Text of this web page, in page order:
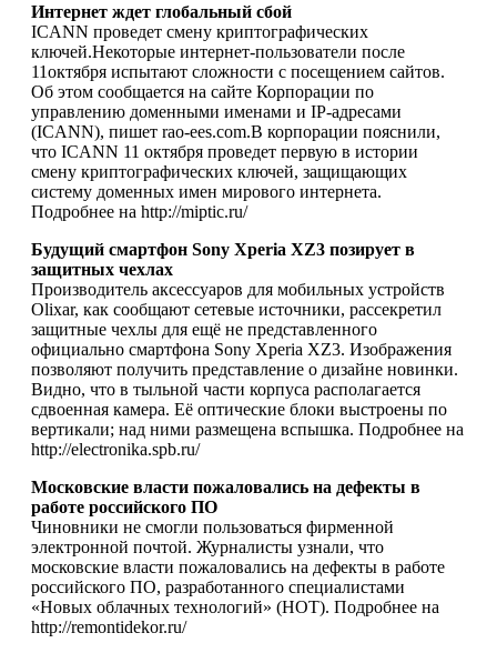
Интернет ждет глобальный сбой
ICANN проведет смену криптографических
ключей.Некоторые интернет-пользователи после
11октября испытают сложности с посещением сайтов.
Об этом сообщается на сайте Корпорации по
управлению доменными именами и IP-адресами
(ICANN), пишет rao-ees.com.В корпорации пояснили,
что ICANN 11 октября проведет первую в истории
смену криптографических ключей, защищающих
систему доменных имен мирового интернета.
Подробнее на http://miptic.ru/
Будущий смартфон Sony Xperia XZ3 позирует в
защитных чехлах
Производитель аксессуаров для мобильных устройств
Olixar, как сообщают сетевые источники, рассекретил
защитные чехлы для ещё не представленного
официально смартфона Sony Xperia XZ3. Изображения
позволяют получить представление о дизайне новинки.
Видно, что в тыльной части корпуса располагается
сдвоенная камера. Её оптические блоки выстроены по
вертикали; над ними размещена вспышка. Подробнее на
http://electronika.spb.ru/
Московские власти пожаловались на дефекты в
работе российского ПО
Чиновники не смогли пользоваться фирменной
электронной почтой. Журналисты узнали, что
московские власти пожаловались на дефекты в работе
российского ПО, разработанного специалистами
«Новых облачных технологий» (НОТ). Подробнее на
http://remontidekor.ru/